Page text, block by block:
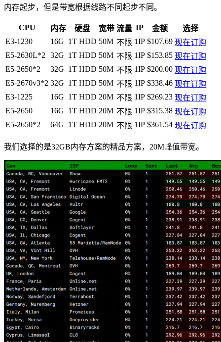
内存起步，但是带宽根据线路不同起步不同。
CPU 内存 硬盘 宽带 流量 IP 金额
选择
E3-1230
16G 1T HDD 50M 不限 1IP $107.69 现在订购
E5-2630L*2
32G 1T HDD 50M 不限 1IP $153.85 现在订购
E5-2650*2
32G 1T HDD 50M 不限 1IP $200.00 现在订购
E5-2670v3*2 32G 1T HDD 50M 不限 1IP $338.46 现在订购
E3-1225
16G 1T HDD 20M 不限 1IP $269.23 现在订购
E5-2650
16G 1T HDD 20M 不限 1IP $315.38 现在订购
E5-2650*2
64G 1T HDD 20M 不限 1IP $361.54 现在订购
我们选择的是32GB内存方案的精品方案，20M峰值带宽。